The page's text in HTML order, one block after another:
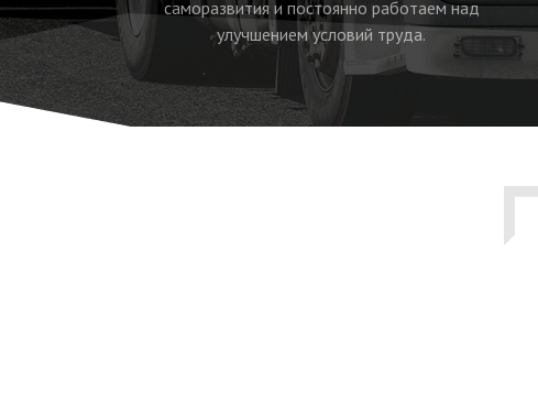
саморазвития и постоянно работаем над
улучшением условий труда.